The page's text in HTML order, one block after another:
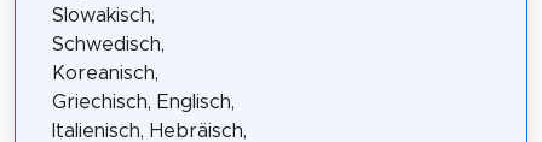
Slowakisch,
Schwedisch,
Koreanisch,
Griechisch, Englisch,
Italienisch, Hebräisch,